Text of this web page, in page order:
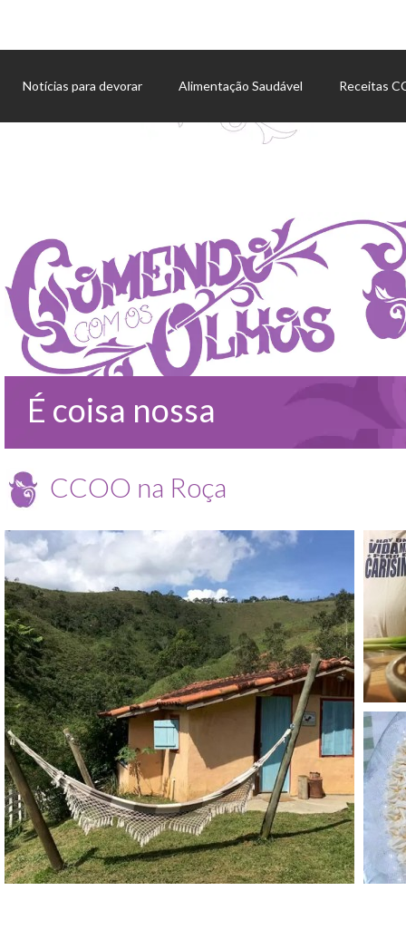
Notícias para devorar Alimentação Saudável Receitas
É coisa nossa
CCOO na Roça